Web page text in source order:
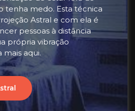
tenha medo. Esta técnica
Astral e com ela é
pessoas à distância
própria vibração
mais aqui.